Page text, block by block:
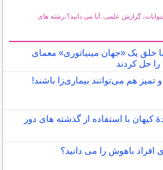
گزارش علمی، آیا می دانید؟،رشته های
با خلق یک «جهان مینیاتوری» معمای
حل کردند
کیهان با استفاده از گذشته ­های دور
افراد باهوش را می دانید؟